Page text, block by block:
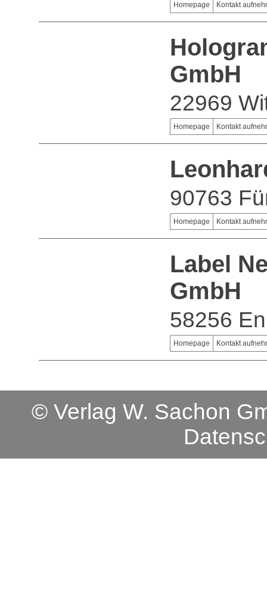
Homepage Kontakt
GmbH
22969
Homepage Kontakt
90763
Homepage Kontakt
Label
GmbH
58256
Homepage Kontakt
© Verlag W. Sachon